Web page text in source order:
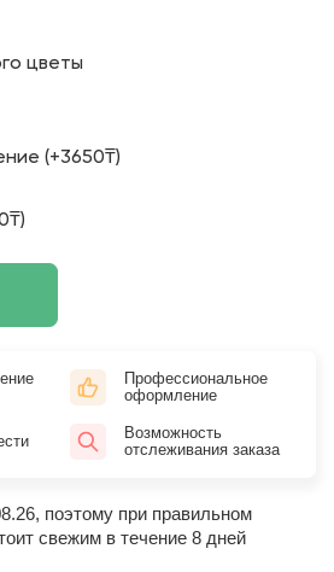
цветы
(+3650₸)
Профессиональное
оформление
Возможность
отслеживания заказа
поэтому при правильном
свежим в течение 8 дней